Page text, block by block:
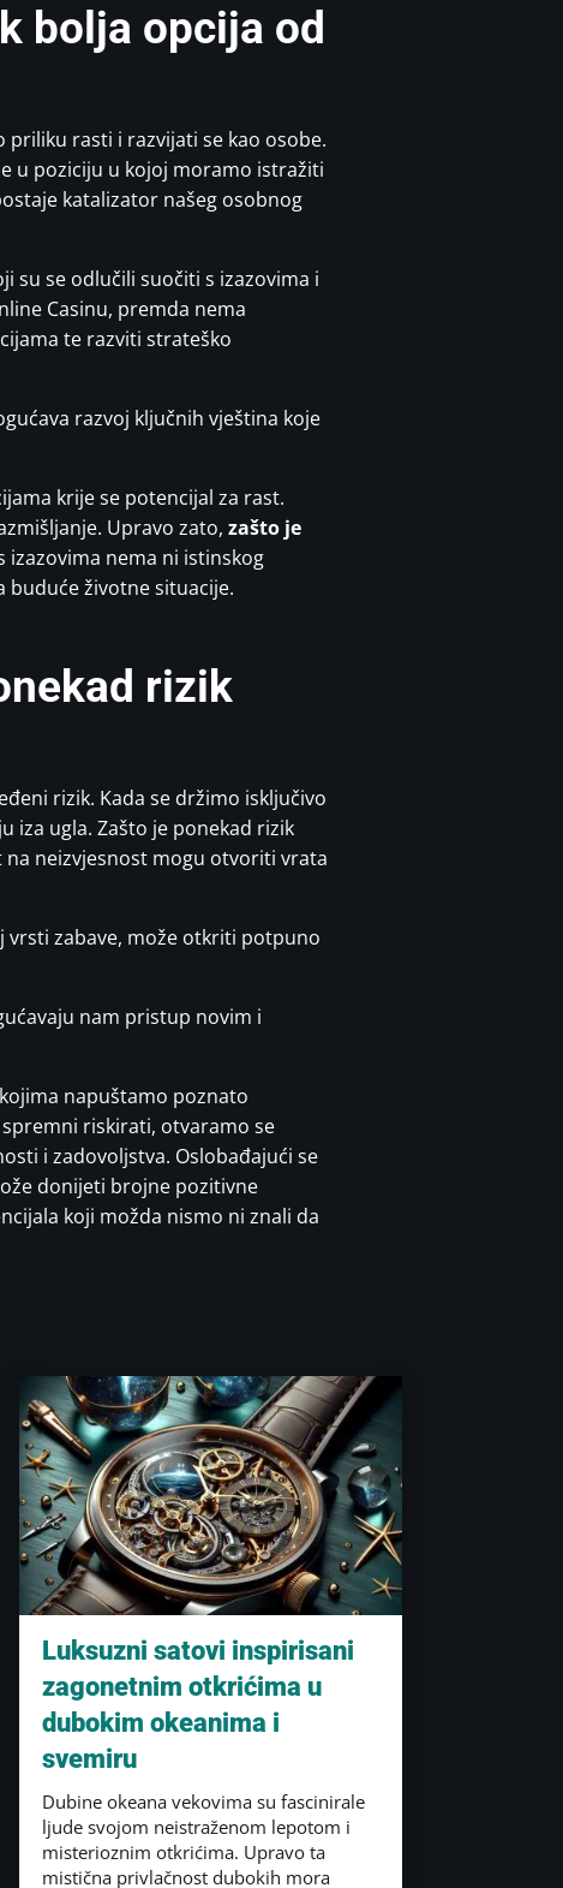
bolja opcija od
priliku rasti i razvijati se kao osobe.
u poziciju u kojoj moramo istražiti
katalizator našeg osobnog
su se odlučili suočiti s izazovima i
Casinu, premda nema
te razviti strateško
razvoj ključnih vještina koje
krije se potencijal za rast.
Upravo zato, zašto je
izazovima nema ni istinskog
buduće životne situacije.
rizik
rizik. Kada se držimo isključivo
iza ugla. Zašto je ponekad rizik
neizvjesnost mogu otvoriti vrata
vrsti zabave, može otkriti potpuno
nam pristup novim i
napuštamo poznato
riskirati, otvaramo se
i zadovoljstva. Oslobađajući se
donijeti brojne pozitivne
koji možda nismo ni znali da
Luksuzni satovi inspirisani
zagonetnim otkrićima u
dubokim okeanima i
svemiru
Dubine okeana vekovima su fascinirale
ljude svojom neistraženom lepotom i
misterioznim otkrićima. Upravo ta
mistična privlačnost dubokih mora